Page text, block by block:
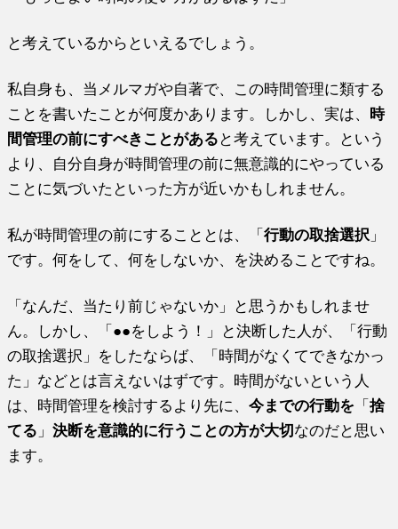
と考えているからといえるでしょう。
私自身も、当メルマガや自著で、この時間管理に類する
ことを書いたことが何度かあります。しかし、実は、
時
間管理の前にすべきことがある と考えています。という
より、自分自身が時間管理の前に無意識的にやっている
ことに気づいたといった方が近いかもしれません。
私が時間管理の前にすることとは、「行動の取捨選択 」
です。何をして、何をしないか、を決めることですね。
「なんだ、当たり前じゃないか」と思うかもしれませ
ん。しかし、「●●をしよう！」と決断した人が、「行動
の取捨選択」をしたならば、「時間がなくてできなかっ
た」などとは言えないはずです。時間がないという人
は、時間管理を検討するより先に、今までの行動を 「捨
てる 」決断を意識的に行うことの方が大切 なのだと思い
ます。